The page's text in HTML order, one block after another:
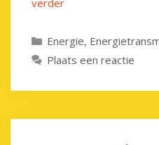
verder
Categorieën
Energie,
Plaats een reactie